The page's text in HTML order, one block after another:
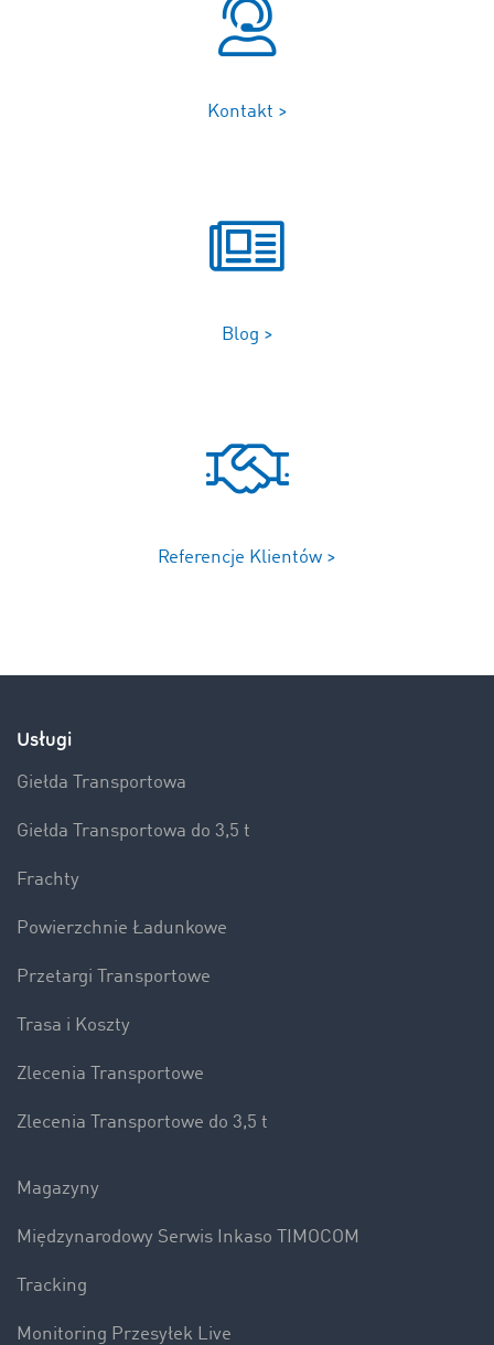
Kontakt >
Blog >
Referencje Klientów >
Usługi
Giełda Transportowa
Giełda Transportowa do 3,5 t
Frachty
Powierzchnie Ładunkowe
Przetargi Transportowe
Trasa i Koszty
Zlecenia Transportowe
Zlecenia Transportowe do 3,5 t
Magazyny
Międzynarodowy Serwis Inkaso TIMOCOM
Tracking
Monitoring Przesyłek Live